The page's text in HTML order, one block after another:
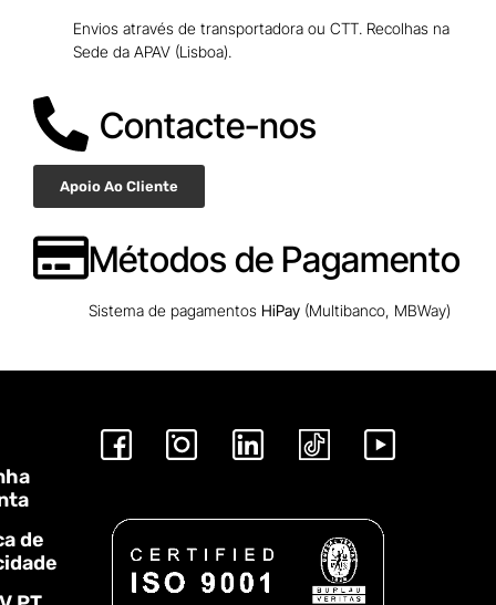
Envios através de transportadora ou CTT. Recolhas na
Sede da APAV (Lisboa).
Contacte-nos
Apoio Ao Cliente
Métodos de Pagamento
Sistema de pagamentos HiPay (Multibanco, MBWay)
de